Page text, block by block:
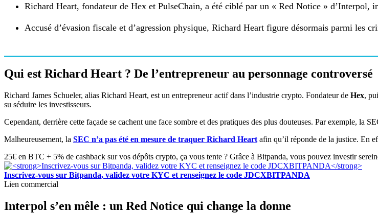
Richard Heart, fondateur de Hex et PulseChain, a été ciblé par un « Red Notice » d’Interpol,
Accusé d’évasion fiscale et d’agression physique, Richard Heart figure désormais parmi les
Qui est Richard Heart ? De l’entrepreneur au personnage controversé
Richard James Schueler, alias Richard Heart, est un entrepreneur actif dans l’industrie crypto. Fondateur de Hex,
su séduire les investisseurs.
Cependant, derrière cette façade se cachent une face sombre et des pratiques des plus douteuses. Par exemple, la
Malheureusement, la SEC n’a pas été en mesure de traquer Richard Heart afin qu’il réponde de la justice. En
25€ en BTC + 5% de cashback sur vos dépôts crypto, ça vous tente ? Grâce à Bitpanda, vous pouvez investir
Inscrivez-vous sur Bitpanda, validez votre KYC et renseignez le code JDCXBITPANDA
Lien commercial
Interpol s’en mêle : un Red Notice qui change la donne